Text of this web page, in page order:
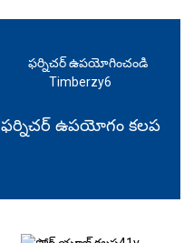
ఫర్నిచర్ ఉపయోగం కలప